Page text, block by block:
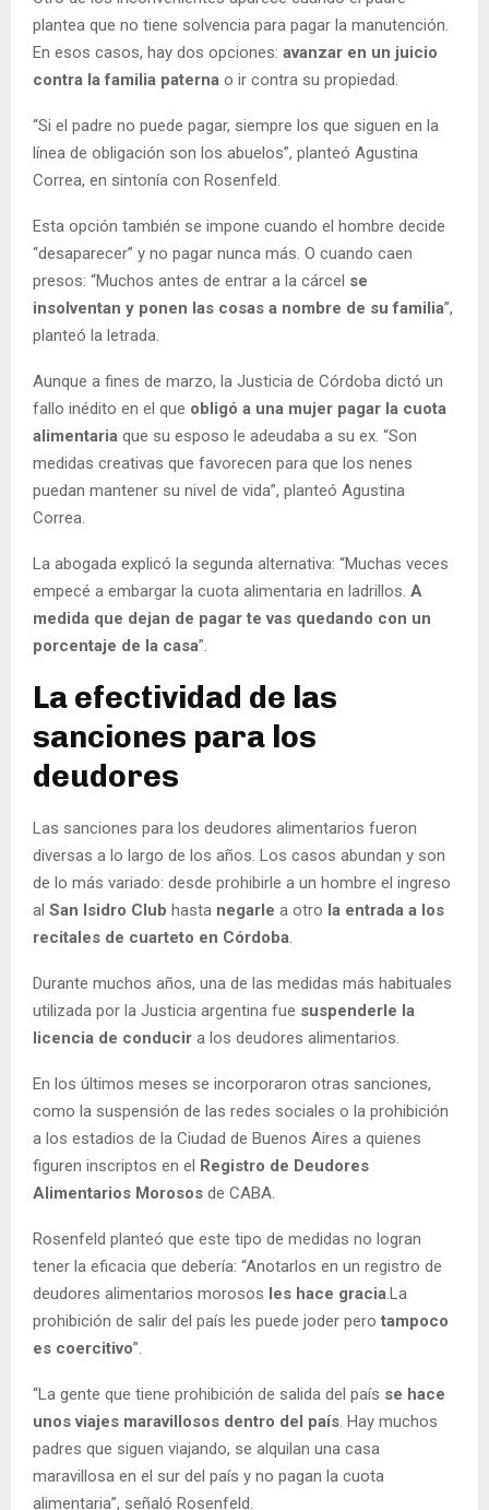
plantea que no tiene solvencia para pagar la manutención.
En esos casos, hay dos opciones: avanzar en un juicio
contra la familia paterna o ir contra su propiedad.
“Si el padre no puede pagar, siempre los que siguen en la
línea de obligación son los abuelos”, planteó Agustina
Correa, en sintonía con Rosenfeld.
Esta opción también se impone cuando el hombre decide
“desaparecer” y no pagar nunca más. O cuando caen
presos: “Muchos antes de entrar a la cárcel se
insolventan y ponen las cosas a nombre de su familia”,
planteó la letrada.
Aunque a fines de marzo, la Justicia de Córdoba dictó un
fallo inédito en el que obligó a una mujer pagar la cuota
alimentaria que su esposo le adeudaba a su ex. “Son
medidas creativas que favorecen para que los nenes
puedan mantener su nivel de vida”, planteó Agustina
Correa.
La abogada explicó la segunda alternativa: “Muchas veces
empecé a embargar la cuota alimentaria en ladrillos. A
medida que dejan de pagar te vas quedando con un
porcentaje de la casa”.
La efectividad de las
sanciones para los
deudores
Las sanciones para los deudores alimentarios fueron
diversas a lo largo de los años. Los casos abundan y son
de lo más variado: desde prohibirle a un hombre el ingreso
al San Isidro Club hasta negarle a otro la entrada a los
recitales de cuarteto en Córdoba.
Durante muchos años, una de las medidas más habituales
utilizada por la Justicia argentina fue suspenderle la
licencia de conducir a los deudores alimentarios.
En los últimos meses se incorporaron otras sanciones,
como la suspensión de las redes sociales o la prohibición
a los estadios de la Ciudad de Buenos Aires a quienes
figuren inscriptos en el Registro de Deudores
Alimentarios Morosos de CABA.
Rosenfeld planteó que este tipo de medidas no logran
tener la eficacia que debería: “Anotarlos en un registro de
deudores alimentarios morosos les hace gracia.La
prohibición de salir del país les puede joder pero tampoco
es coercitivo”.
“La gente que tiene prohibición de salida del país se hace
unos viajes maravillosos dentro del país. Hay muchos
padres que siguen viajando, se alquilan una casa
maravillosa en el sur del país y no pagan la cuota
alimentaria”, señaló Rosenfeld.